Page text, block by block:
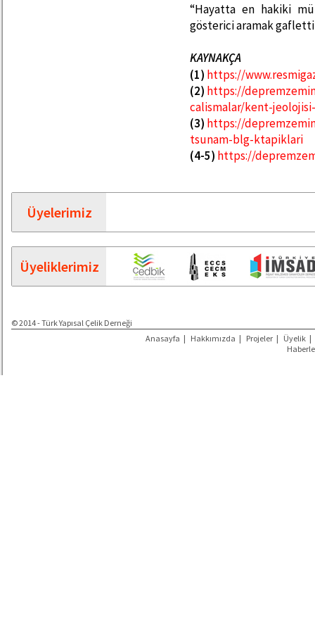
“Hayatta en hakiki
gösterici aramak
KAYNAKÇA
(1) https://
(2) https://
calismalar/kent-
(3) https://
tsunam-blg-ktapiklari
(4-5) https://
Üyelerimiz
Üyeliklerimiz
© 2014 - Türk Yapısal Çelik Derneği
Anasayfa | Hakkımızda | Projeler | Üyelik |